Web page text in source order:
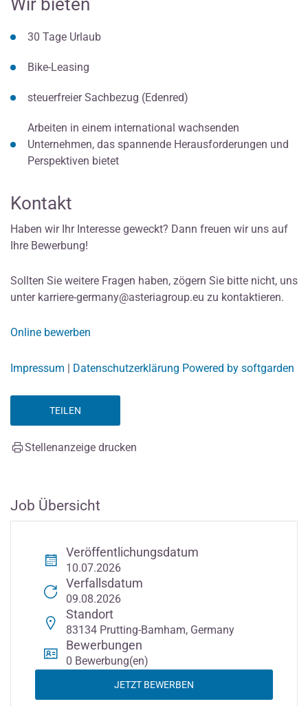
Wir bieten
30 Tage Urlaub
Bike-Leasing
steuerfreier Sachbezug (Edenred)
Arbeiten in einem international wachsenden
Unternehmen, das spannende Herausforderungen und
Perspektiven bietet
Kontakt
Haben wir Ihr Interesse geweckt? Dann freuen wir uns auf
Ihre Bewerbung!
Sollten Sie weitere Fragen haben, zögern Sie bitte nicht, uns
unter karriere-germany@asteriagroup.eu zu kontaktieren.
Online bewerben
Impressum | Datenschutzerklärung Powered by softgarden
TEILEN
Stellenanzeige drucken
Job Übersicht
Veröffentlichungsdatum
10.07.2026
Verfallsdatum
09.08.2026
Standort
83134 Prutting-Bamham, Germany
Bewerbungen
0 Bewerbung(en)
JETZT BEWERBEN